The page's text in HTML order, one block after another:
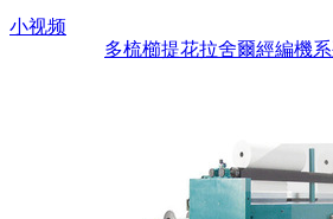
多梳櫛提花拉舍爾經編機系
小视频